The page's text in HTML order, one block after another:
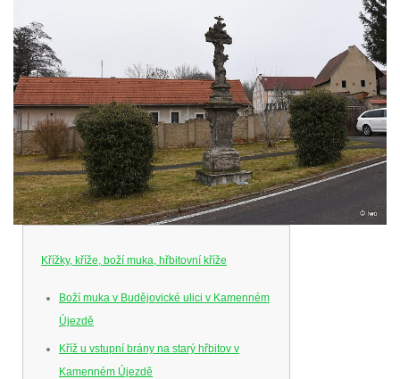
Křížky, kříže, boží muka, hřbitovní kříže
Boží muka v Budějovické ulici v Kamenném
Újezdě
Kříž u vstupní brány na starý hřbitov v
Kamenném Újezdě